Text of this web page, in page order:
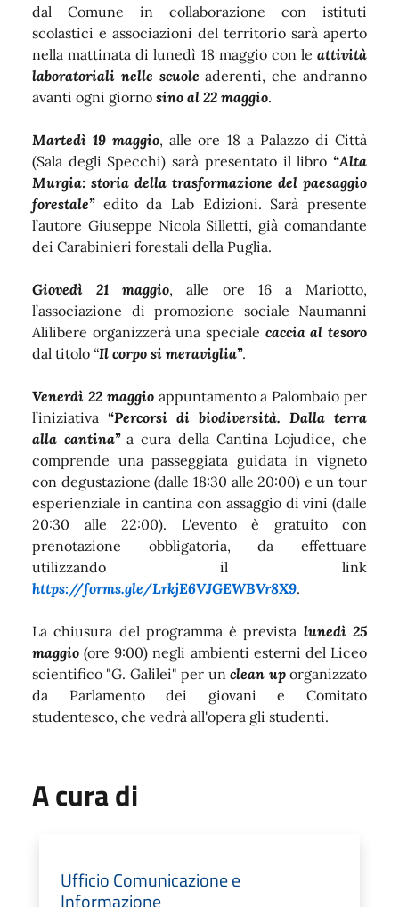
dal Comune in collaborazione con istituti
scolastici e associazioni del territorio sarà aperto
nella mattinata di lunedì 18 maggio con le attività
laboratoriali nelle scuole aderenti, che andranno
avanti ogni giorno sino al 22 maggio.
Martedì 19 maggio, alle ore 18 a Palazzo di Città
(Sala degli Specchi) sarà presentato il libro “Alta
Murgia: storia della trasformazione del paesaggio
forestale”edito da Lab Edizioni. Sarà presente
l’autore Giuseppe Nicola Silletti, già comandante
dei Carabinieri forestali della Puglia.
Giovedì 21 maggio, alle ore 16 a Mariotto,
l’associazione di promozione sociale Naumanni
Alilibere organizzerà una speciale caccia al tesoro
dal titolo “Il corpo si meraviglia”.
Venerdì 22 maggioappuntamento a Palombaio per
l’iniziativa “Percorsi di biodiversità. Dalla terra
alla cantina”a cura della Cantina Lojudice, che
comprende una passeggiata guidata in vigneto
con degustazione (dalle 18:30 alle 20:00) e un tour
esperienziale in cantina con assaggio di vini (dalle
20:30 alle 22:00). L'evento è gratuito con
prenotazione obbligatoria, da effettuare
utilizzando il link
https://forms.gle/LrkjE6VJGEWBVr8X9.
La chiusura del programma è prevista lunedì 25
maggio (ore 9:00) negli ambienti esterni del Liceo
scientifico "G. Galilei" per unclean uporganizzato
da Parlamento dei giovani e Comitato
studentesco, che vedrà all'opera gli studenti.
A cura di
Ufficio Comunicazione e
Informazione